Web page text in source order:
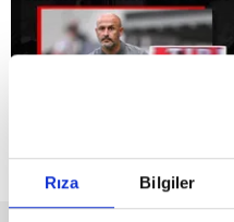
Rıza Bilgiler